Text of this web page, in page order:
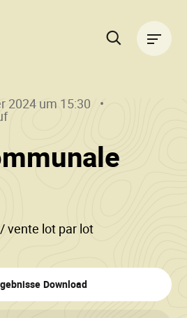
2024 um 15:30
vente lot par lot
Download